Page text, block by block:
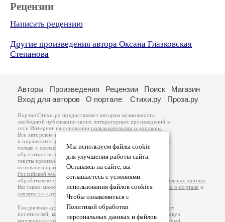
Рецензии
Написать рецензию
Другие произведения автора Оксана Глазковская
Степанова
Мы используем файлы cookie
для улучшения работы сайта.
Оставаясь на сайте, вы
соглашаетесь с условиями
использования файлов cookies.
Чтобы ознакомиться с
Политикой обработки
персональных данных и файлов
Авторы Произведения Рецензии Поиск
Магазин
Вход для авторов
О портале Стихи.ру Проза.ру
Портал Стихи.ру предоставляет авторам возможность
свободной публикации своих литературных произведений в
сети Интернет на основаниипользовательского договора
Все авторские права на произведения принадлежат авторам
и охраняются законом
. Перепечатка произведений возможна
только с согласия его автора, к которому вы можете
обратиться на его авторской странице. Ответственность за
тексты произведений авторы несут самостоятельно на
основанииправил публикацииизаконодательства
Российской Федерации
обрабатываются на основанииПолитики обработки персональных данных
Вы также можете посмотреть более подробнуюинформацию о портале и
связаться с администрацией
Ежедневная аудитория портала Стихи.ру – порядка 200 тысяч
посетителей, которые в общей сумме просматривают более двух
миллионов страниц по данным счетчика посещаемости, который